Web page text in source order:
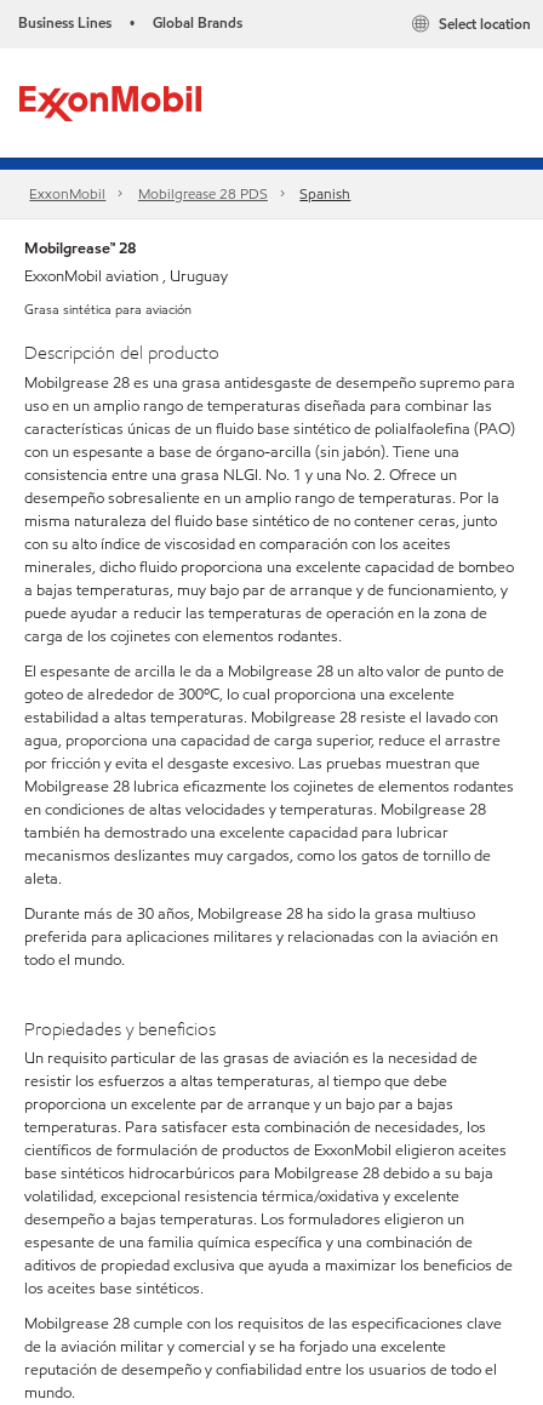
Business Lines • Global Brands Select location
ExxonMobil Mobilgrease 28 PDS Spanish
Mobilgrease™ 28
ExxonMobil aviation , Uruguay
Grasa sintética para aviación
Descripción del producto
Mobilgrease 28 es una grasa antidesgaste de desempeño supremo para
uso en un amplio rango de temperaturas diseñada para combinar las
características únicas de un fluido base sintético de polialfaolefina (PAO)
con un espesante a base de órgano-arcilla (sin jabón). Tiene una
consistencia entre una grasa NLGI. No. 1 y una No. 2. Ofrece un
desempeño sobresaliente en un amplio rango de temperaturas. Por la
misma naturaleza del fluido base sintético de no contener ceras, junto
con su alto índice de viscosidad en comparación con los aceites
minerales, dicho fluido proporciona una excelente capacidad de bombeo
a bajas temperaturas, muy bajo par de arranque y de funcionamiento, y
puede ayudar a reducir las temperaturas de operación en la zona de
carga de los cojinetes con elementos rodantes.
El espesante de arcilla le da a Mobilgrease 28 un alto valor de punto de
goteo de alrededor de 300ºC, lo cual proporciona una excelente
estabilidad a altas temperaturas. Mobilgrease 28 resiste el lavado con
agua, proporciona una capacidad de carga superior, reduce el arrastre
por fricción y evita el desgaste excesivo. Las pruebas muestran que
Mobilgrease 28 lubrica eficazmente los cojinetes de elementos rodantes
en condiciones de altas velocidades y temperaturas. Mobilgrease 28
también ha demostrado una excelente capacidad para lubricar
mecanismos deslizantes muy cargados, como los gatos de tornillo de
aleta.
Durante más de 30 años, Mobilgrease 28 ha sido la grasa multiuso
preferida para aplicaciones militares y relacionadas con la aviación en
todo el mundo.
Propiedades y beneficios
Un requisito particular de las grasas de aviación es la necesidad de
resistir los esfuerzos a altas temperaturas, al tiempo que debe
proporciona un excelente par de arranque y un bajo par a bajas
temperaturas. Para satisfacer esta combinación de necesidades, los
científicos de formulación de productos de ExxonMobil eligieron aceites
base sintéticos hidrocarbúricos para Mobilgrease 28 debido a su baja
volatilidad, excepcional resistencia térmica/oxidativa y excelente
desempeño a bajas temperaturas. Los formuladores eligieron un
espesante de una familia química específica y una combinación de
aditivos de propiedad exclusiva que ayuda a maximizar los beneficios de
los aceites base sintéticos.
Mobilgrease 28 cumple con los requisitos de las especificaciones clave
de la aviación militar y comercial y se ha forjado una excelente
reputación de desempeño y confiabilidad entre los usuarios de todo el
mundo.